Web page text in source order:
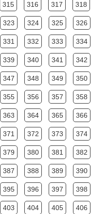
315 316 317 318
323 324 325 326
331 332 333 334
339 340 341 342
347 348 349 350
355 356 357 358
363 364 365 366
371 372 373 374
379 380 381 382
387 388 389 390
395 396 397 398
403 404 405 406